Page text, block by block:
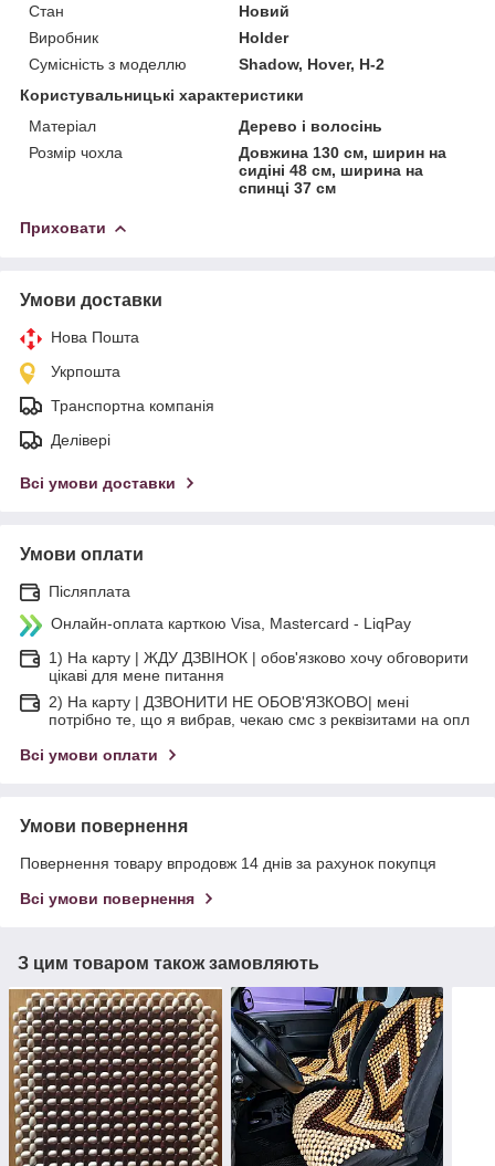
Стан
Новий
Виробник
Holder
Сумісність з моделлю
Shadow, Hover, H-2
Користувальницькі характеристики
Матеріал
Дерево і волосінь
Розмір чохла
Довжина 130 см, ширин на
сидіні 48 см, ширина на
спинці 37 см
Приховати
Умови доставки
Нова Пошта
Укрпошта
Транспортна компанія
Делівері
Всі умови доставки
Умови оплати
Післяплата
Онлайн-оплата карткою Visa, Mastercard - LiqPay
1) На карту | ЖДУ ДЗВІНОК | обов'язково хочу обговорити
цікаві для мене питання
2) На карту | ДЗВОНИТИ НЕ ОБОВ'ЯЗКОВО| мені
потрібно те, що я вибрав, чекаю смс з реквізитами на опл
Всі умови оплати
Умови повернення
Повернення товару впродовж 14 днів за рахунок покупця
Всі умови повернення
З цим товаром також замовляють